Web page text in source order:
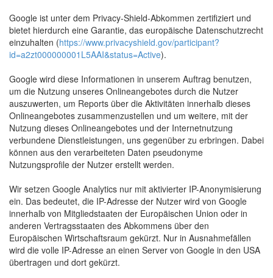
Google ist unter dem Privacy-Shield-Abkommen zertifiziert und
bietet hierdurch eine Garantie, das europäische Datenschutzrecht
einzuhalten (https://www.privacyshield.gov/participant?
id=a2zt000000001L5AAI&status=Active).
Google wird diese Informationen in unserem Auftrag benutzen,
um die Nutzung unseres Onlineangebotes durch die Nutzer
auszuwerten, um Reports über die Aktivitäten innerhalb dieses
Onlineangebotes zusammenzustellen und um weitere, mit der
Nutzung dieses Onlineangebotes und der Internetnutzung
verbundene Dienstleistungen, uns gegenüber zu erbringen. Dabei
können aus den verarbeiteten Daten pseudonyme
Nutzungsprofile der Nutzer erstellt werden.
Wir setzen Google Analytics nur mit aktivierter IP-Anonymisierung
ein. Das bedeutet, die IP-Adresse der Nutzer wird von Google
innerhalb von Mitgliedstaaten der Europäischen Union oder in
anderen Vertragsstaaten des Abkommens über den
Europäischen Wirtschaftsraum gekürzt. Nur in Ausnahmefällen
wird die volle IP-Adresse an einen Server von Google in den USA
übertragen und dort gekürzt.